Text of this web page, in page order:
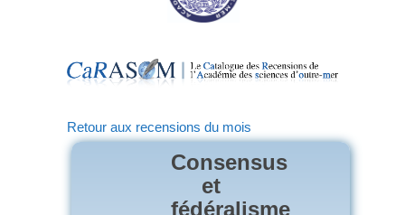
Retour aux recensions du mois
Consensus
et
fédéralisme